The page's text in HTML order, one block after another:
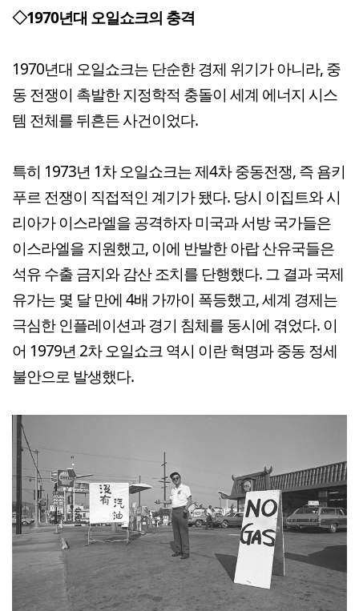
◇1970년대 오일쇼크의 충격
1970년대 오일쇼크는 단순한 경제 위기가 아니라, 중
동 전쟁이 촉발한 지정학적 충돌이 세계 에너지 시스
템 전체를 뒤흔든 사건이었다.
특히 1973년 1차 오일쇼크는 제4차 중동전쟁, 즉 욤키
푸르 전쟁이 직접적인 계기가 됐다. 당시 이집트와 시
리아가 이스라엘을 공격하자 미국과 서방 국가들은
이스라엘을 지원했고, 이에 반발한 아랍 산유국들은
석유 수출 금지와 감산 조치를 단행했다. 그 결과 국제
유가는 몇 달 만에 4배 가까이 폭등했고, 세계 경제는
극심한 인플레이션과 경기 침체를 동시에 겪었다. 이
어 1979년 2차 오일쇼크 역시 이란 혁명과 중동 정세
불안으로 발생했다.